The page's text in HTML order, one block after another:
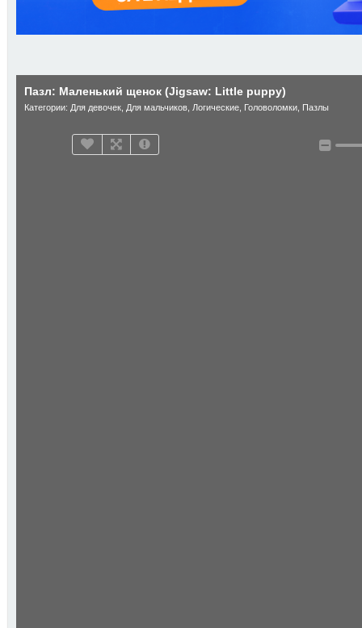
Пазл: Маленький щенок (Jigsaw: Little puppy)
Категории: Для девочек Для мальчиков Логические Головоломки Пазлы